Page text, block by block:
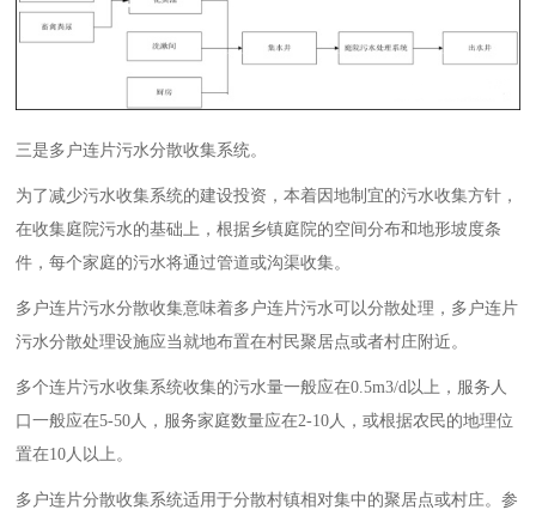
三是多户连片污水分散收集系统。
为了减少污水收集系统的建设投资，本着因地制宜的污水收集方针，
在收集庭院污水的基础上，根据乡镇庭院的空间分布和地形坡度条
件，每个家庭的污水将通过管道或沟渠收集。
多户连片污水分散收集意味着多户连片污水可以分散处理，多户连片
污水分散处理设施应当就地布置在村民聚居点或者村庄附近。
多个连片污水收集系统收集的污水量一般应在0.5m3/d以上，服务人
口一般应在5-50人，服务家庭数量应在2-10人，或根据农民的地理位
置在10人以上。
多户连片分散收集系统适用于分散村镇相对集中的聚居点或村庄。参